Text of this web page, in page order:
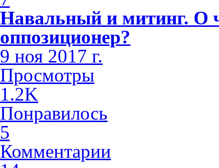
Навальный и митинг. О
оппозиционер?
9 ноя 2017 г.
Просмотры
1.2K
Понравилось
5
Комментарии